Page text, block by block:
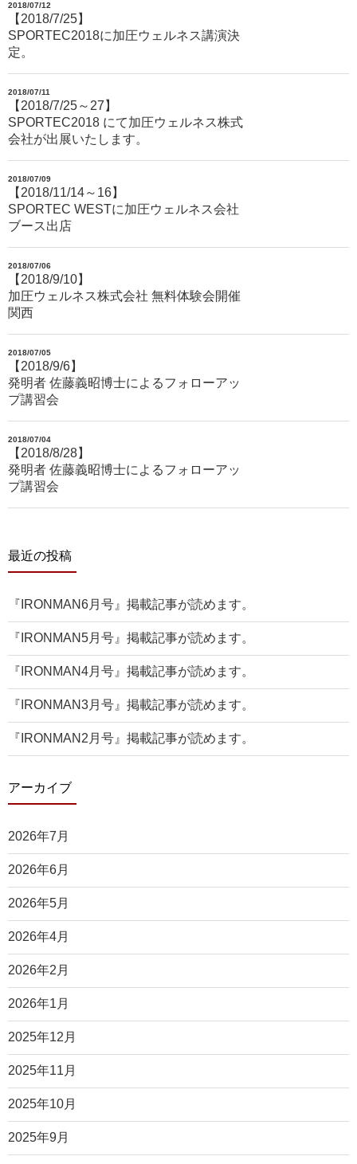
2018/07/12
【2018/7/25】
SPORTEC2018に加圧ウェルネス講演決
定。
2018/07/11
【2018/7/25～27】
SPORTEC2018 にて加圧ウェルネス株式
会社が出展いたします。
2018/07/09
【2018/11/14～16】
SPORTEC WESTに加圧ウェルネス会社
ブース出店
2018/07/06
【2018/9/10】
加圧ウェルネス株式会社 無料体験会開催
関西
2018/07/05
【2018/9/6】
発明者 佐藤義昭博士によるフォローアッ
プ講習会
2018/07/04
【2018/8/28】
発明者 佐藤義昭博士によるフォローアッ
プ講習会
最近の投稿
『IRONMAN6月号』掲載記事が読めます。
『IRONMAN5月号』掲載記事が読めます。
『IRONMAN4月号』掲載記事が読めます。
『IRONMAN3月号』掲載記事が読めます。
『IRONMAN2月号』掲載記事が読めます。
アーカイブ
2026年7月
2026年6月
2026年5月
2026年4月
2026年2月
2026年1月
2025年12月
2025年11月
2025年10月
2025年9月